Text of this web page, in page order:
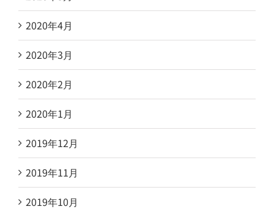
2020年4月
2020年3月
2020年2月
2020年1月
2019年12月
2019年11月
2019年10月